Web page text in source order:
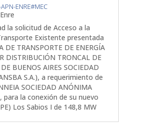
ENRE#MEC
Enre
la solicitud de Acceso a la
Existente presentada
DE TRANSPORTE DE ENERGÍA
DISTRIBUCIÓN TRONCAL DE
BUENOS AIRES SOCIEDAD
S.A.), a requerimiento de
SOCIEDAD ANÓNIMA
para la conexión de su nuevo
Los Sabios I de 148,8 MW